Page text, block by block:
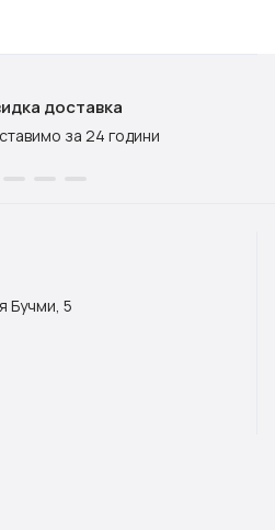
доставка
за 24 години
Бучми, 5